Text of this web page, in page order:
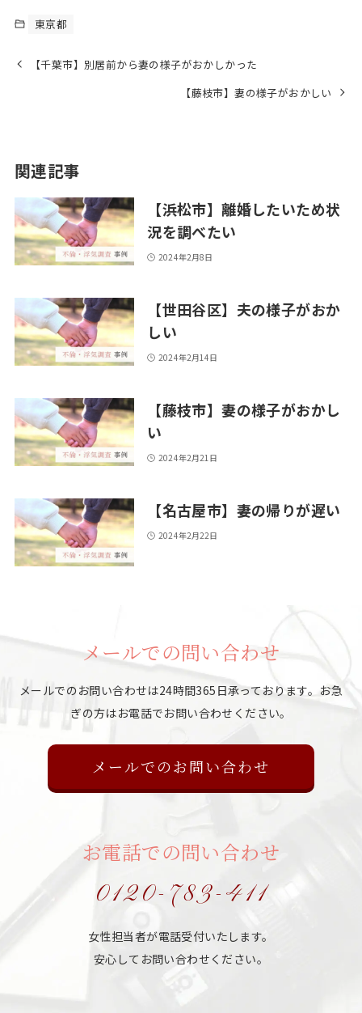
東京都
【千葉市】別居前から妻の様子がおかしかった
【藤枝市】妻の様子がおかしい
関連記事
【浜松市】離婚したいため状
況を調べたい
2024年2月8日
【世田谷区】夫の様子がおか
しい
2024年2月14日
【藤枝市】妻の様子がおかし
い
2024年2月21日
【名古屋市】妻の帰りが遅い
2024年2月22日
メールでの問い合わせ
メールでのお問い合わせは24時間365日承っております。 お急
ぎの方はお電話でお問い合わせください。
メールでのお問い合わせ
お電話での問い合わせ
0120-783-411
女性担当者が電話受付いたします。
安心してお問い合わせください。